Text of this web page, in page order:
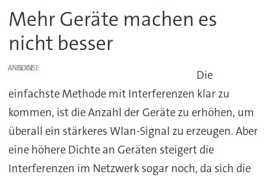
Mehr Geräte machen es
nicht besser
ANZEIGE
Die
einfachste Methode mit Interferenzen klar zu
kommen, ist die Anzahl der Geräte zu erhöhen, um
überall ein stärkeres Wlan-Signal zu erzeugen. Aber
eine höhere Dichte an Geräten steigert die
Interferenzen im Netzwerk sogar noch, da sich die